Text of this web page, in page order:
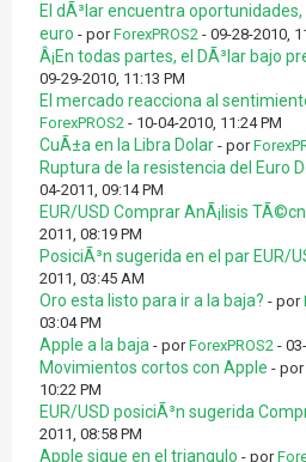
El dÃ³lar encuentra
euro - porForexPROS2 - 09-28-2010,
Â¡En todas partes, el DÃ³lar bajo
09-29-2010, 11:13 PM
El mercado reacciona al
ForexPROS2 - 10-04-2010, 11:24 PM
CuÃ±a en la Libra Dolar - por
Ruptura de la resistencia del Euro
04-2011, 09:14 PM
EUR/USD Comprar AnÃ¡lisis
2011, 08:19 PM
PosiciÃ³n sugerida en el par EUR/
2011, 03:45 AM
Oro esta listo para ir a la baja? - por
03:04 PM
Apple a la baja - porForexPROS2 -
Movimientos cortos con Apple - por
10:22 PM
EUR/USD posiciÃ³n sugerida
2011, 08:58 PM
Apple sigue en el triangulo - por